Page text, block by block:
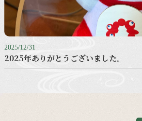
2025/12/31
2025年ありがとうございました。